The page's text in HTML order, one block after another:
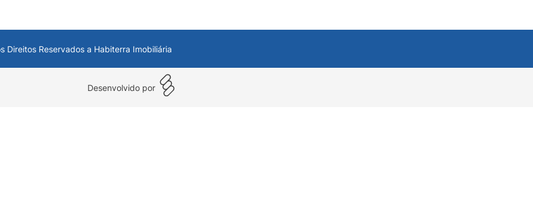
Direitos Reservados a Habiterra Imobiliária
Desenvolvido por